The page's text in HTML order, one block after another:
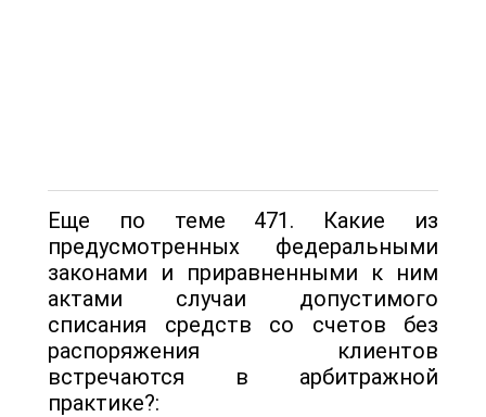
Еще по теме 471. Какие из
предусмотренных федеральными
законами и приравненными к ним
актами случаи допустимого
списания средств со счетов без
распоряжения клиентов
встречаются в арбитражной
практике?: